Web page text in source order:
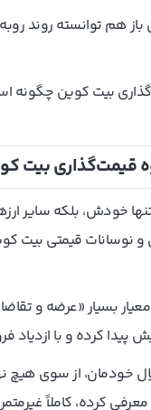
سال‌های ۲۰۲۳ و ۲۰۲۴ بیت کوین
بیت کوین چگونه
قیمت‌گذاری بیت
خودش، بلکه سایر
قیمتی بیت کوین
بسیار «عرضه و
پیدا کرده و با
خودمان، از سوی هیچ
کرده، کاملاً